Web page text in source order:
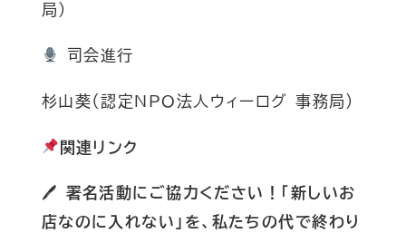
局）
司会進行
杉山葵（認定NPO法人ウィーログ 事務局）
関連リンク
🖊 署名活動にご協力ください！「新しいお
店なのに入れない」を、私たちの代で終わり